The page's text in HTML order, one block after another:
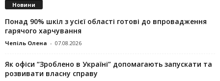
Новини
Понад 90% шкіл з усієї області готові до впровадження
гарячого харчування
Чепіль Олена - 07.08.2026
Як офіси “Зроблено в Україні” допомагають запускaти та
розвивати власну справу